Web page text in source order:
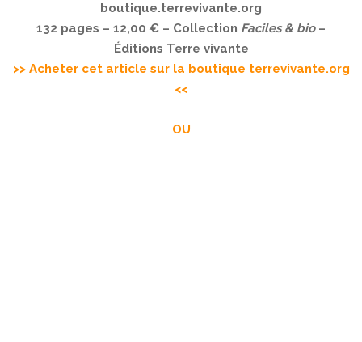
boutique.terrevivante.org
132 pages – 12,00 € – Collection Faciles & bio–
Éditions Terre vivante
>> Acheter cet article sur la boutique terrevivante.org
<<
OU